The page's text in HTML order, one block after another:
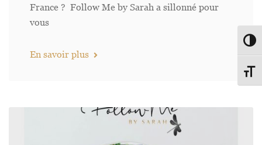
France ? Follow Me by Sarah a sillonné pour
vous
En savoir plus